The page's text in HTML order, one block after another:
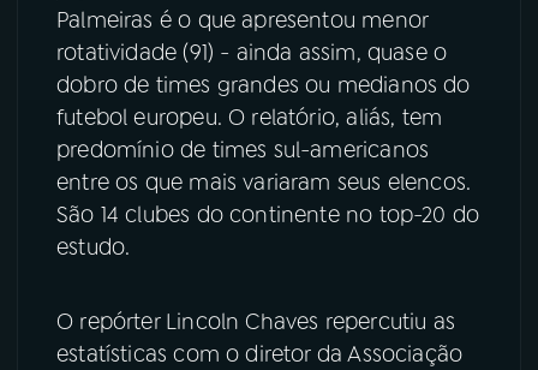
Palmeiras é o que apresentou menor
rotatividade (91) - ainda assim, quase o
dobro de times grandes ou medianos do
futebol europeu. O relatório, aliás, tem
predomínio de times sul-americanos
entre os que mais variaram seus elencos.
São 14 clubes do continente no top-20 do
estudo.
O repórter Lincoln Chaves repercutiu as
estatísticas com o diretor da Associação